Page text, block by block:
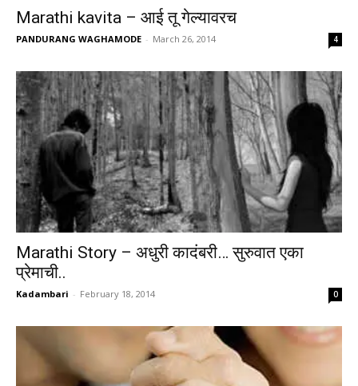
Marathi kavita – आई तू गेल्यावरच
PANDURANG WAGHAMODE - March 26, 2014 4
Marathi Story – अधुरी कादंबरी… सुरुवात एका
प्रेमाची..
Kadambari - February 18, 2014 0